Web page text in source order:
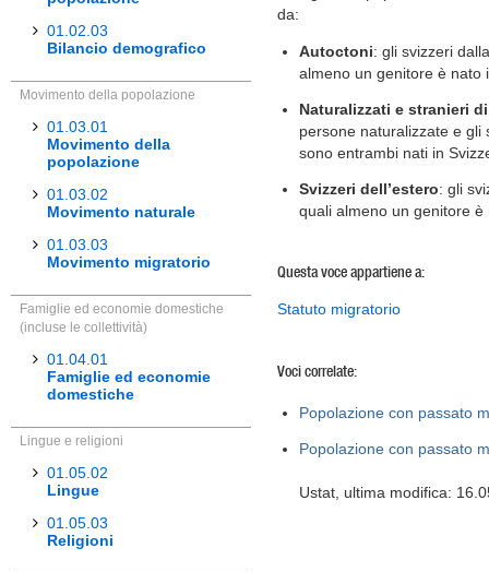
01.02.03
Bilancio demografico
Movimento della popolazione
01.03.01
Movimento della
popolazione
01.03.02
Movimento naturale
01.03.03
Movimento migratorio
Famiglie ed economie domestiche
(incluse le collettività)
01.04.01
Famiglie ed economie
domestiche
Lingue e religioni
01.05.02
Lingue
01.05.03
Religioni
da:
Autoctoni: gli svizzeri
almeno un genitore è nato
Naturalizzati e stranieri
persone naturalizzate e gli
sono entrambi nati in
Svizzeri dell’estero: gli
quali almeno un genitore è
Questa voce appartiene a:
Statuto migratorio
Voci correlate:
Popolazione con passato
Popolazione con passato
Ustat, ultima modifica: